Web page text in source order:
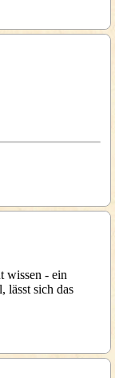
wissen - ein
lässt sich das